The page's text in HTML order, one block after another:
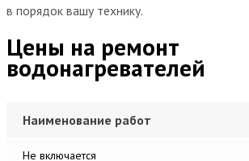
в порядок вашу технику.
Цены на ремонт
водонагревателей
Наименование работ
Не включается